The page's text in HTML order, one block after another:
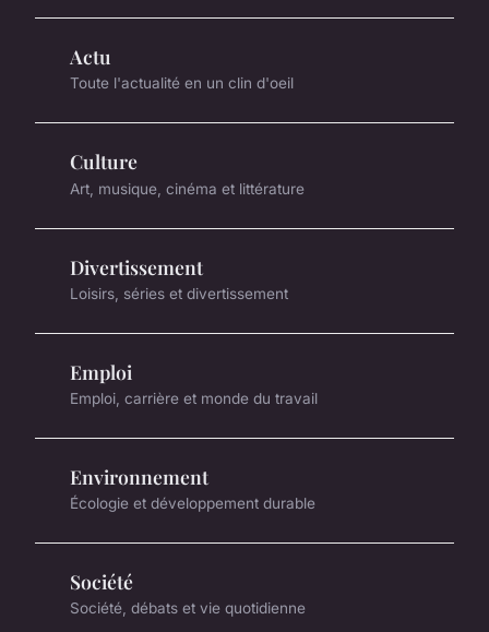
Actu
Toute l'actualité en un clin d'oeil
Culture
Art, musique, cinéma et littérature
Divertissement
Loisirs, séries et divertissement
Emploi
Emploi, carrière et monde du travail
Environnement
Écologie et développement durable
Société
Société, débats et vie quotidienne